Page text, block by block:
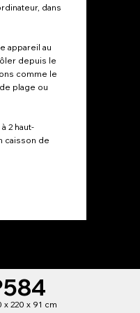
dans
appareil au
depuis le
comme le
plage ou
2 haut-
caisson de
x 220 x 91 cm